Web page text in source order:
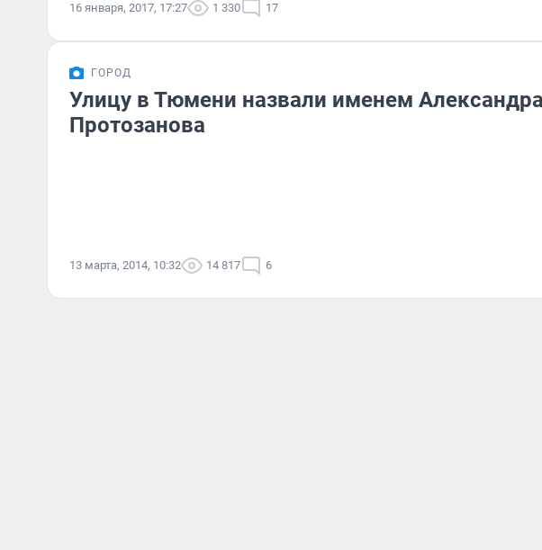
16 января, 2017, 17:27 1 330 17
ГОРОД
Улицу в Тюмени назвали именем Александра
Протозанова
13 марта, 2014, 10:32 14 817 6